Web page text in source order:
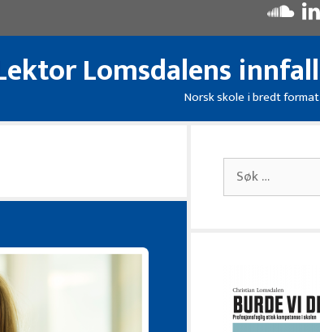
Lomsdalens innfall
Norsk skole i bredt format
Søk
etter: